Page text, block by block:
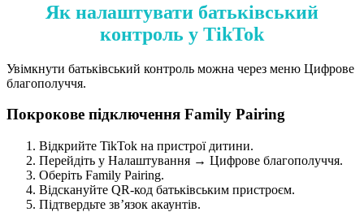
Як налаштувати батьківський
контроль у TikTok
Увімкнути батьківський контроль можна через меню Цифрове
благополуччя.
Покрокове підключення Family Pairing
Відкрийте TikTok на пристрої дитини.
Перейдіть у Налаштування → Цифрове благополуччя.
Оберіть Family Pairing.
Відскануйте QR-код батьківським пристроєм.
Підтвердьте зв’язок акаунтів.